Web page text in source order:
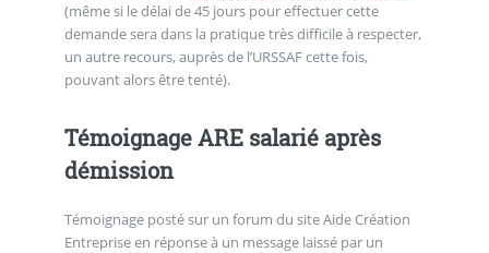
(même si le délai de 45 jours pour effectuer cette
demande sera dans la pratique très difficile à respecter,
un autre recours, auprès de l’URSSAF cette fois,
pouvant alors être tenté).
Témoignage ARE salarié après
démission
Témoignage posté sur un forum du site Aide Création
Entreprise en réponse à un message laissé par un